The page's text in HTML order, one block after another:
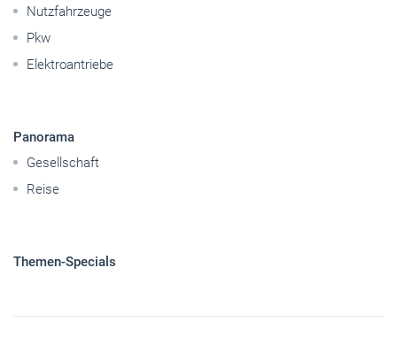
Nutzfahrzeuge
Pkw
Elektroantriebe
Panorama
Gesellschaft
Reise
Themen-Specials